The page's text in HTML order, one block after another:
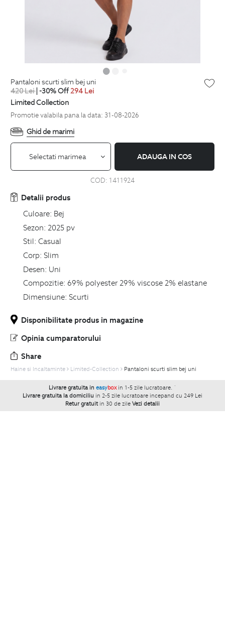
pantaloni scurti slim bej uni
420Lei| -30% Off294 Lei
Limited Collection
Promotie valabila pana la data: 31-08-2026
Ghid de marimi
Selectati marimea ADAUGA IN COS
COD: 1411924
Detalii produs
Culoare: Bej
Sezon: 2025 pv
Stil: Casual
Corp: Slim
Desen: Uni
Compozitie: 69% polyester 29% viscose 2% elastane
Dimensiune: Scurti
Disponibilitate produs in magazine
Opinia cumparatorului
Share
Haine si Incaltaminte Limited-Collection Pantaloni scurti slim bej uni
Livrare gratuita in easybox in 1-5 zile lucratoare. `
Livrare gratuita la domiciliu in 2-5 zile lucratoare incepand cu 249 Lei
Retur gratuit in 30 de zile Vezi detalii